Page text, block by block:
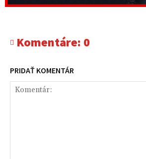
Komentáre: 0
PRIDAŤ KOMENTÁR